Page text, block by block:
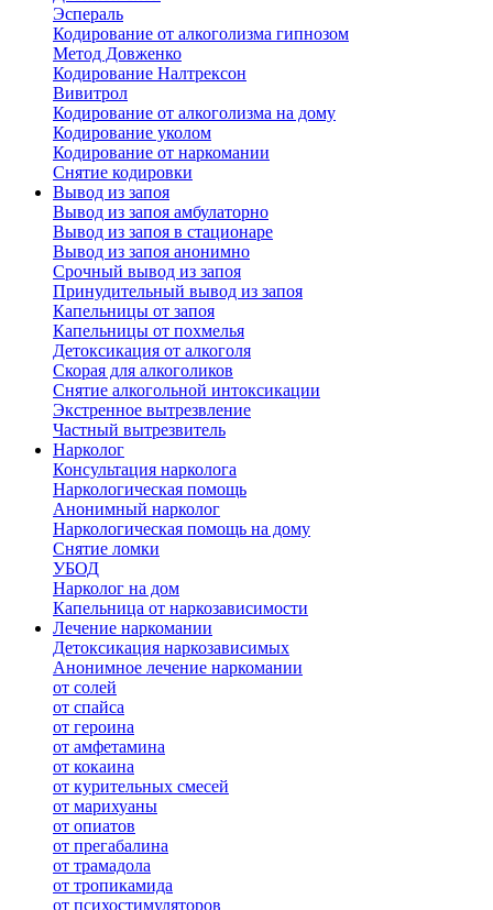
Эспераль
Кодирование от алкоголизма гипнозом
Метод Довженко
Кодирование Налтрексон
Вивитрол
Кодирование от алкоголизма на дому
Кодирование уколом
Кодирование от наркомании
Снятие кодировки
Вывод из запоя
Вывод из запоя амбулаторно
Вывод из запоя в стационаре
Вывод из запоя анонимно
Срочный вывод из запоя
Принудительный вывод из запоя
Капельницы от запоя
Капельницы от похмелья
Детоксикация от алкоголя
Скорая для алкоголиков
Снятие алкогольной интоксикации
Экстренное вытрезвление
Частный вытрезвитель
Нарколог
Консультация нарколога
Наркологическая помощь
Анонимный нарколог
Наркологическая помощь на дому
Снятие ломки
УБОД
Нарколог на дом
Капельница от наркозависимости
Лечение наркомании
Детоксикация наркозависимых
Анонимное лечение наркомании
от солей
от спайса
от героина
от амфетамина
от кокаина
от курительных смесей
от марихуаны
от опиатов
от прегабалина
от трамадола
от тропикамида
от психостимуляторов